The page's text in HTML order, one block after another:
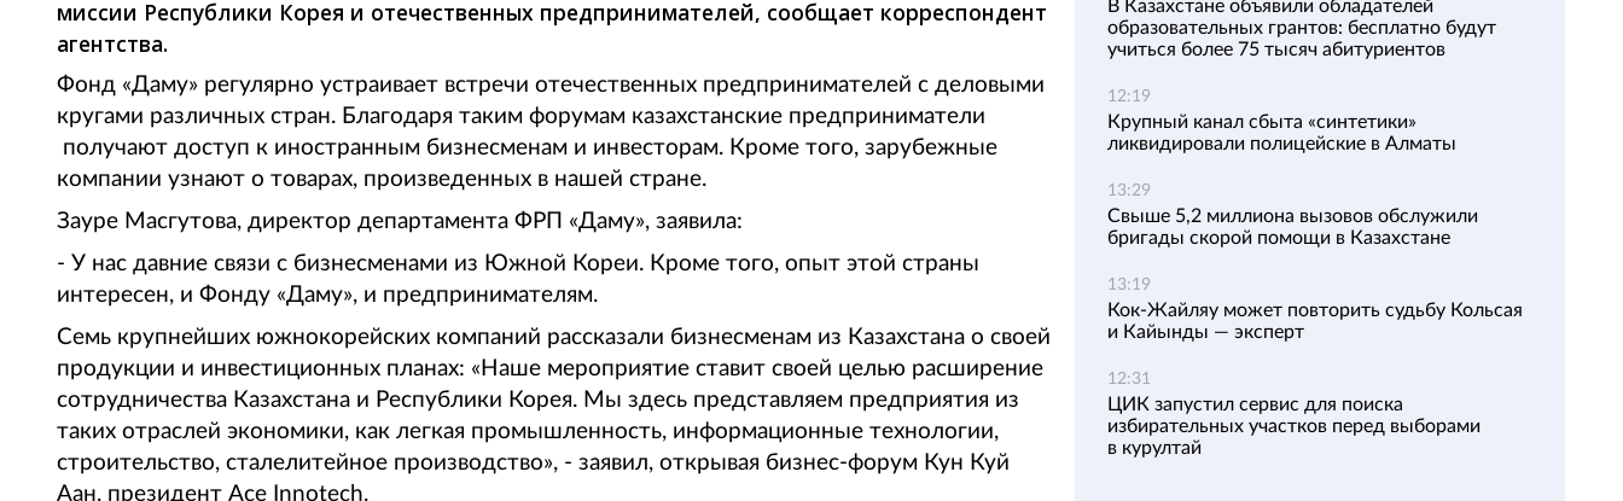
миссии Республики Корея и отечественных предпринимателей, сообщает корреспондент
агентства.
Фонд «Даму» регулярно устраивает встречи отечественных предпринимателей с деловыми
кругами различных стран. Благодаря таким форумам казахстанские предприниматели
получают доступ к иностранным бизнесменам и инвесторам. Кроме того, зарубежные
компании узнают о товарах, произведенных в нашей стране.
Зауре Масгутова, директор департамента ФРП «Даму», заявила:
- У нас давние связи с бизнесменами из Южной Кореи. Кроме того, опыт этой страны
интересен, и Фонду «Даму», и предпринимателям.
Семь крупнейших южнокорейских компаний рассказали бизнесменам из Казахстана о своей
продукции и инвестиционных планах: «Наше мероприятие ставит своей целью расширение
сотрудничества Казахстана и Республики Корея. Мы здесь представляем предприятия из
таких отраслей экономики, как легкая промышленность, информационные технологии,
строительство, сталелитейное производство», - заявил, открывая бизнес-форум Кун Куй
Аан, президент Ace Innotech.
В Казахстане объявили обладателей
образовательных грантов: бесплатно будут
учиться более 75 тысяч абитуриентов
12:19
Крупный канал сбыта «синтетики»
ликвидировали полицейские в Алматы
13:29
Свыше 5,2 миллиона вызовов обслужили
бригады скорой помощи в Казахстане
13:19
Кок-Жайляу может повторить судьбу Кольсая
и Кайынды — эксперт
12:31
ЦИК запустил сервис для поиска
избирательных участков перед выборами
в курултай